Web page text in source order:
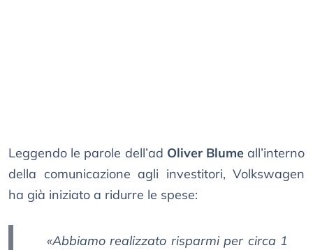
Leggendo le parole dell’ad Oliver Blumeall’interno
della comunicazione agli investitori, Volkswagen
ha già iniziato a ridurre le spese:
«Abbiamo realizzato risparmi per circa 1